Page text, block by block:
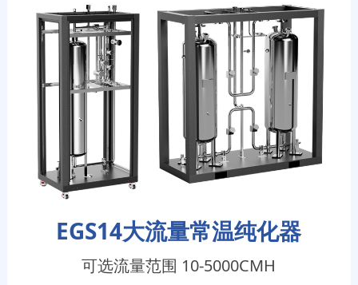
EGS14大流量常温纯化器
可选流量范围 10-5000CMH